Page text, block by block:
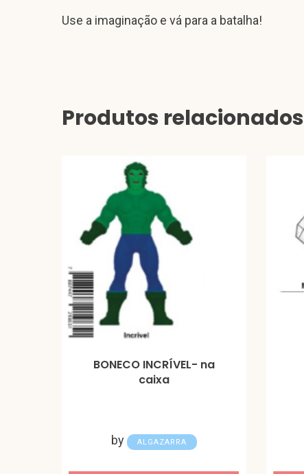
Use a imaginação e vá para a batalha!
Produtos relacionados
BONECO INCRÍVEL- na
caixa
by ALGAZARRA